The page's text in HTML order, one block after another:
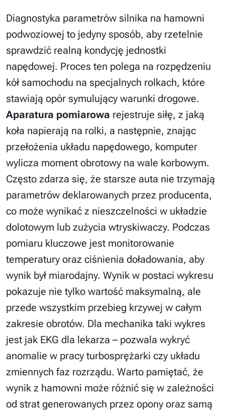
Diagnostyka parametrów silnika na hamowni
podwoziowej to jedyny sposób, aby rzetelnie
sprawdzić realną kondycję jednostki
napędowej. Proces ten polega na rozpędzeniu
kół samochodu na specjalnych rolkach, które
stawiają opór symulujący warunki drogowe.
Aparatura pomiarowa rejestruje siłę, z jaką
koła napierają na rolki, a następnie, znając
przełożenia układu napędowego, komputer
wylicza moment obrotowy na wale korbowym.
Często zdarza się, że starsze auta nie trzymają
parametrów deklarowanych przez producenta,
co może wynikać z nieszczelności w układzie
dolotowym lub zużycia wtryskiwaczy. Podczas
pomiaru kluczowe jest monitorowanie
temperatury oraz ciśnienia doładowania, aby
wynik był miarodajny. Wynik w postaci wykresu
pokazuje nie tylko wartość maksymalną, ale
przede wszystkim przebieg krzywej w całym
zakresie obrotów. Dla mechanika taki wykres
jest jak EKG dla lekarza – pozwala wykryć
anomalie w pracy turbosprężarki czy układu
zmiennych faz rozrządu. Warto pamiętać, że
wynik z hamowni może różnić się w zależności
od strat generowanych przez opony oraz samą